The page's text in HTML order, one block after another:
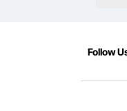
Follow